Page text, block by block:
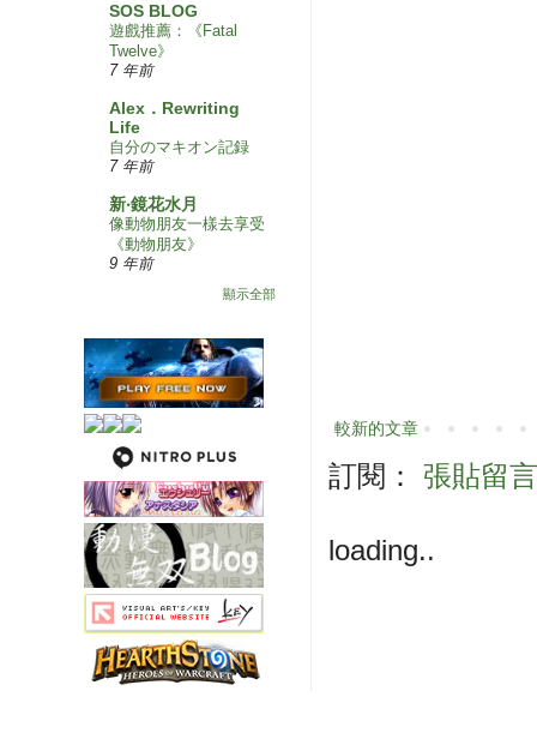
較新的文章
訂閱： 張貼留
loading..
SOS BLOG
遊戲推薦：《Fatal
Twelve》
7 年前
Alex．Rewriting
Life
自分のマキオン記録
7 年前
新‧鏡花水月
像動物朋友一樣去享受
《動物朋友》
9 年前
顯示全部